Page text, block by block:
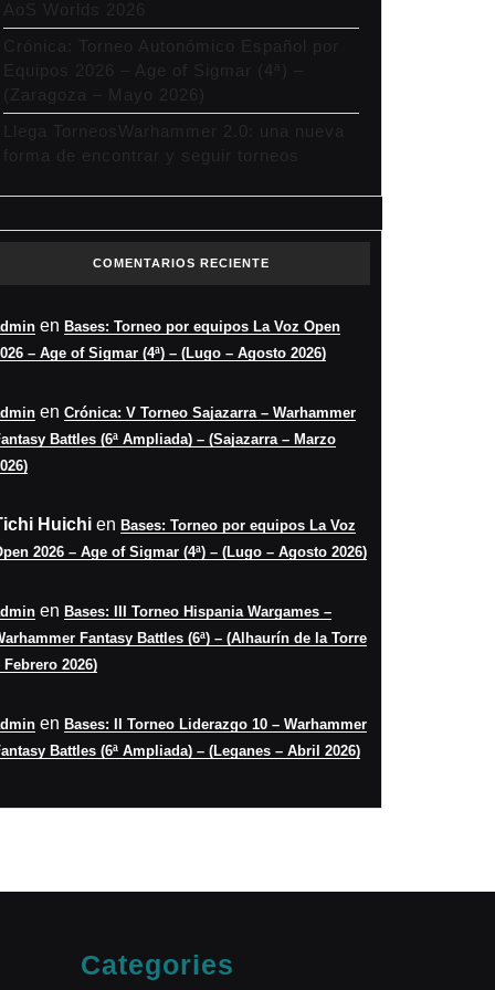
AoS Worlds 2026
Crónica: Torneo Autonómico Español por
Equipos 2026 – Age of Sigmar (4ª) –
(Zaragoza – Mayo 2026)
Llega TorneosWarhammer 2.0: una nueva
forma de encontrar y seguir torneos
COMENTARIOS RECIENTE
en Bases: Torneo por equipos La Voz Open
– Age of Sigmar (4ª) – (Lugo – Agosto 2026)
en Crónica: V Torneo Sajazarra – Warhammer
Battles (6ª Ampliada) – (Sajazarra – Marzo
Huichi en Bases: Torneo por equipos La Voz
2026 – Age of Sigmar (4ª) – (Lugo – Agosto 2026)
en Bases: III Torneo Hispania Wargames –
Fantasy Battles (6ª) – (Alhaurín de la Torre
Febrero 2026)
en Bases: II Torneo Liderazgo 10 – Warhammer
Battles (6ª Ampliada) – (Leganes – Abril 2026)
Categories